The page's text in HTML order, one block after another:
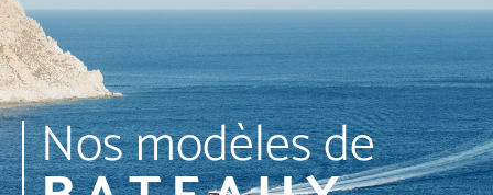
Nos modèles de